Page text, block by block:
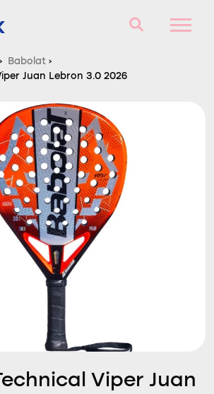
de Padel
e respostas
› Babolat ›
Juan Lebron 3.0 2026
Viper Juan